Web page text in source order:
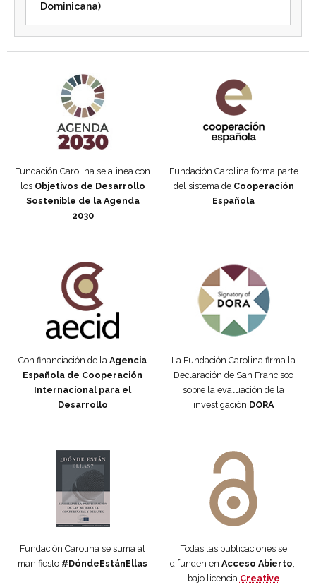
Dominicana)
Fundación Carolina se alinea con
los Objetivos de Desarrollo
Sostenible de la Agenda
2030
Fundación Carolina forma parte
del sistema de Cooperación
Española
Con financiación de la Agencia
Española de Cooperación
Internacional para el
Desarrollo
La Fundación Carolina firma la
Declaración de San Francisco
sobre la evaluación de la
investigación DORA
Fundación Carolina se suma al
manifiesto #DóndeEstánEllas
Todas las publicaciones se
difunden en Acceso Abierto,
bajo licencia Creative